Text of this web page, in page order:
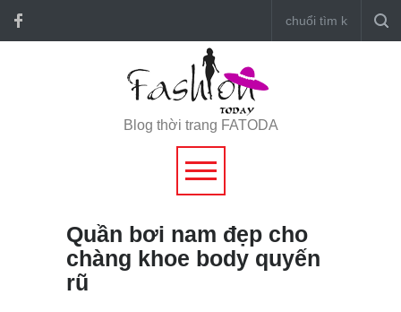
Blog thời trang FATODA
Quần bơi nam đẹp cho
chàng khoe body quyến
rũ